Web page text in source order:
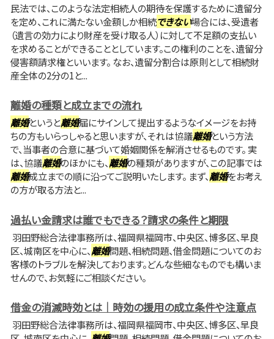
民法では、このような法定相続人の期待を保護するために遺留分
を定め、これに満たない金額しか相続できない場合には、受遺者
（遺言の効力により財産を受け取る人）に対して不足額の支払い
を求めることができることとしています。この権利のことを、遺留分
侵害額請求権といいます。 なお、遺留分割合は原則として相続財
産全体の2分の1と...
離婚の種類と成立までの流れ
離婚というと離婚届にサインして提出するようなイメージをお持
ちの方もいらっしゃると思いますが、それは協議離婚という方法
で、当事者の合意に基づいて婚姻関係を解消させるものです。 実
は、協議離婚のほかにも、離婚の種類がありますが、この記事では
離婚成立までの順に沿ってご説明いたします。 まず、離婚をお考え
の方が取る方法と...
過払い金請求は誰でもできる？請求の条件と期限
羽田野総合法律事務所は、福岡県福岡市、中央区、博多区、早良
区、城南区を中心に、離婚問題、相続問題、借金問題についてのお
客様のトラブルを解決しております。どんな些細なものでも構いま
せんので、お気軽にご相談ください。
借金の消滅時効とは｜時効の援用の成立条件や注意点
羽田野総合法律事務所は、福岡県福岡市、中央区、博多区、早良